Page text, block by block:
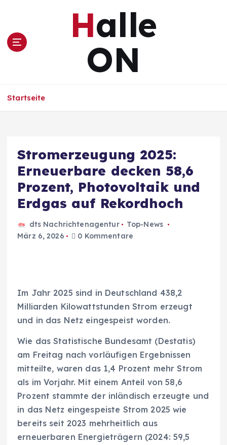
s
Halle
ON
Startseite
Stromerzeugung 2025:
Erneuerbare decken 58,6
Prozent, Photovoltaik und
Erdgas auf Rekordhoch
dts Nachrichtenagentur
Top-News
März 6, 2026
0 Kommentare
Im Jahr 2025 sind in Deutschland 438,2
Milliarden Kilowattstunden Strom erzeugt
und in das Netz eingespeist worden.
Wie das Statistische Bundesamt (Destatis)
am Freitag nach vorläufigen Ergebnissen
mitteilte, waren das 1,4 Prozent mehr Strom
als im Vorjahr. Mit einem Anteil von 58,6
Prozent stammte der inländisch erzeugte und
in das Netz eingespeiste Strom 2025 wie
bereits seit 2023 mehrheitlich aus
erneuerbaren Energieträgern (2024: 59,5